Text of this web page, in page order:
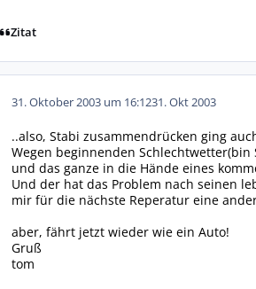
Zitat
31. Oktober 2003 um 16:1231. Okt 2003
..also, Stabi zusammendrücken ging
Wegen beginnenden
und das ganze in die Hände eines
Und der hat das Problem nach seinen
mir für die nächste Reperatur eine
aber, fährt jetzt wieder wie ein Auto!
Gruß
tom